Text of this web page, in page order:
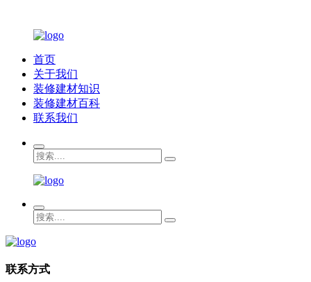
首页
关于我们
装修建材知识
装修建材百科
联系我们
联系方式